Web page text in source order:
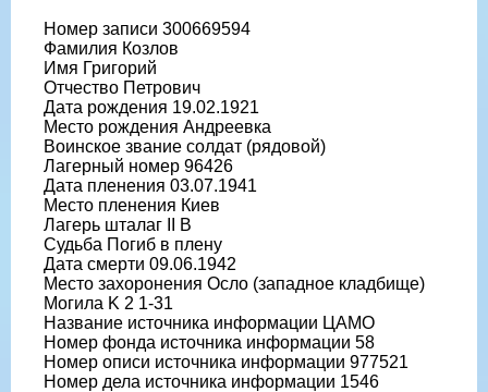
Номер записи 300669594
Фамилия Козлов
Имя Григорий
Отчество Петрович
Дата рождения 19.02.1921
Место рождения Андреевка
Воинское звание солдат (рядовой)
Лагерный номер 96426
Дата пленения 03.07.1941
Место пленения Киев
Лагерь шталаг II B
Судьба Погиб в плену
Дата смерти 09.06.1942
Место захоронения Осло (западное кладбище)
Могила K 2 1-31
Название источника информации ЦАМО
Номер фонда источника информации 58
Номер описи источника информации 977521
Номер дела источника информации 1546